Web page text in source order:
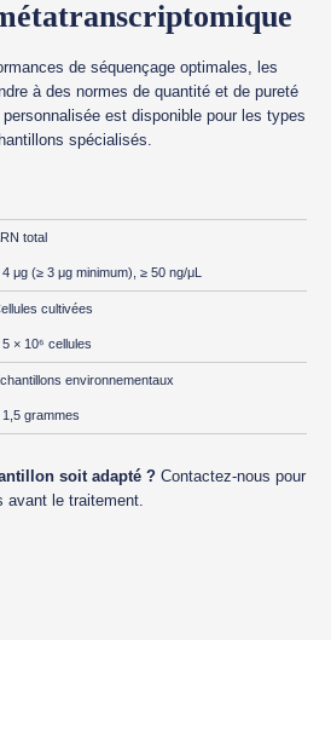
de séquençage optimales, les
à des normes de quantité et de pureté
est disponible pour les types
spécialisés.
total
4 μg (≥ 3 μg minimum), ≥ 50 ng/μL
cultivées
5 × 10⁶ cellules
environnementaux
1,5 grammes
soit adapté ? Contactez-nous pour
avant le traitement.